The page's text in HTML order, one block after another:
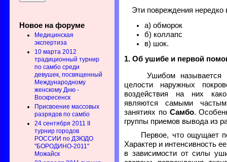
Новое на форуме
Медицинская
экспертиза
10 марта 2012
традиционный турнир
по самбо среди
девушек, посвященный
Международному
женскому Дню -
Воскресенск
Присвоение массовых
разрядов по самбо
24 сентября 2011 II
турнир городов
РОССИИ по ДЗЮДО
"БОРОДИНО-2011"
Можайск
Эти повреждения
а) обморок
б) коллапс
в) шок.
1. Об ушибе и первой
Ушибом называется
целости наружных
воздействия на них
являются самыми
занятиях по Самбо.
группы приемов вывода из
Первое, что ощущает
Характер и интенсивность
в зависимости от силы